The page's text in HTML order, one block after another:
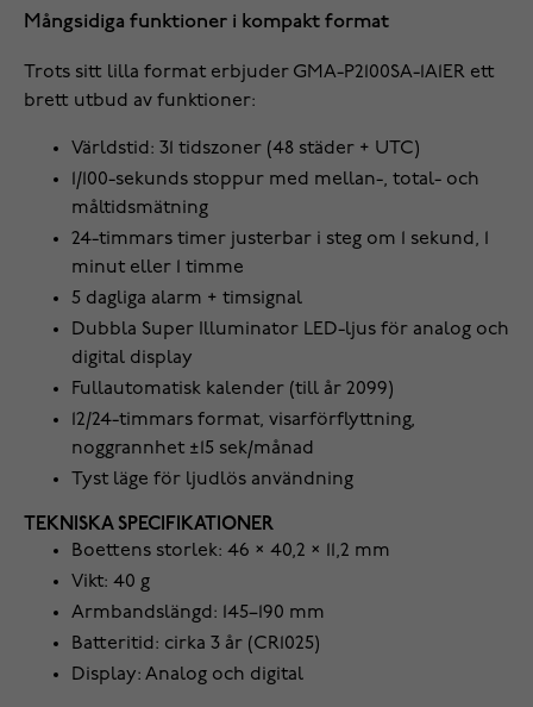
Mångsidiga funktioner i kompakt format
Trots sitt lilla format erbjuder GMA-P2100SA-1A1ER ett
brett utbud av funktioner:
Världstid: 31 tidszoner (48 städer + UTC)
1/100-sekunds stoppur med mellan-, total- och
måltidsmätning
24-timmars timer justerbar i steg om 1 sekund, 1
minut eller 1 timme
5 dagliga alarm + timsignal
Dubbla Super Illuminator LED-ljus för analog och
digital display
Fullautomatisk kalender (till år 2099)
12/24-timmars format, visarförflyttning,
noggrannhet ±15 sek/månad
Tyst läge för ljudlös användning
TEKNISKA SPECIFIKATIONER
Boettens storlek: 46 × 40,2 × 11,2 mm
Vikt: 40 g
Armbandslängd: 145–190 mm
Batteritid: cirka 3 år (CR1025)
Display: Analog och digital